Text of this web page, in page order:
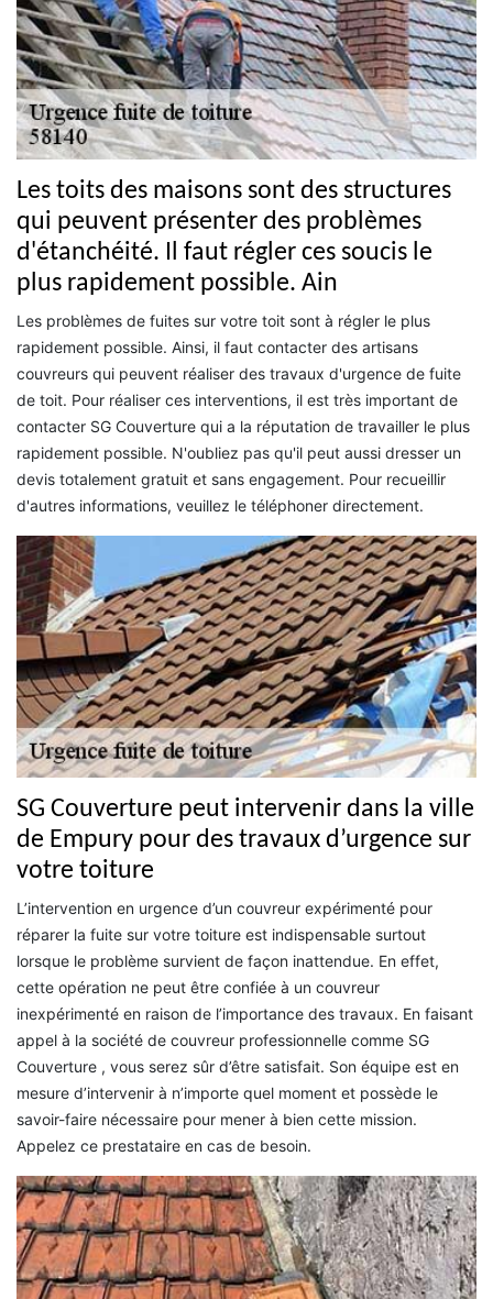
Les toits des maisons sont des structures
qui peuvent présenter des problèmes
d'étanchéité. Il faut régler ces soucis le
plus rapidement possible. Ain
Les problèmes de fuites sur votre toit sont à régler le plus
rapidement possible. Ainsi, il faut contacter des artisans
couvreurs qui peuvent réaliser des travaux d'urgence de fuite
de toit. Pour réaliser ces interventions, il est très important de
contacter SG Couverture qui a la réputation de travailler le plus
rapidement possible. N'oubliez pas qu'il peut aussi dresser un
devis totalement gratuit et sans engagement. Pour recueillir
d'autres informations, veuillez le téléphoner directement.
SG Couverture peut intervenir dans la ville
de Empury pour des travaux d’urgence sur
votre toiture
L’intervention en urgence d’un couvreur expérimenté pour
réparer la fuite sur votre toiture est indispensable surtout
lorsque le problème survient de façon inattendue. En effet,
cette opération ne peut être confiée à un couvreur
inexpérimenté en raison de l’importance des travaux. En faisant
appel à la société de couvreur professionnelle comme SG
Couverture , vous serez sûr d’être satisfait. Son équipe est en
mesure d’intervenir à n’importe quel moment et possède le
savoir-faire nécessaire pour mener à bien cette mission.
Appelez ce prestataire en cas de besoin.